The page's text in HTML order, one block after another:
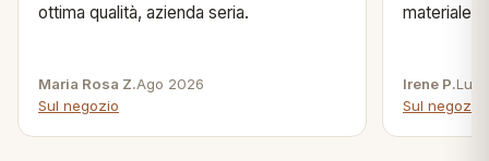
ottima qualità, azienda seria.
Maria Rosa Z.Ago 2026
Sul negozio
materiale .
Irene P.Lug
Sul negozio